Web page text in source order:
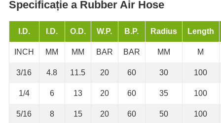
Specificație a Rubber Air Hose
I.D. I.D. O.D. W.P. B.P. Radius Length
INCH MM MM BAR BAR MM M
3/16 4.8 11.5 20 60 30 100
1/4 6 13 20 60 35 100
5/16 8 15 20 60 50 100